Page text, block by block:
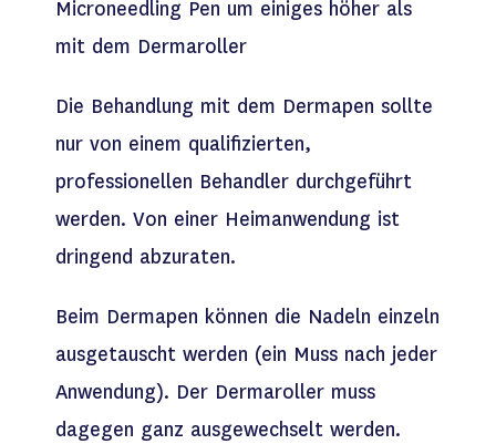
Microneedling Pen um einiges höher als
mit dem Dermaroller
Die Behandlung mit dem Dermapen sollte
nur von einem qualifizierten,
professionellen Behandler durchgeführt
werden. Von einer Heimanwendung ist
dringend abzuraten.
Beim Dermapen können die Nadeln einzeln
ausgetauscht werden (ein Muss nach jeder
Anwendung). Der Dermaroller muss
dagegen ganz ausgewechselt werden.